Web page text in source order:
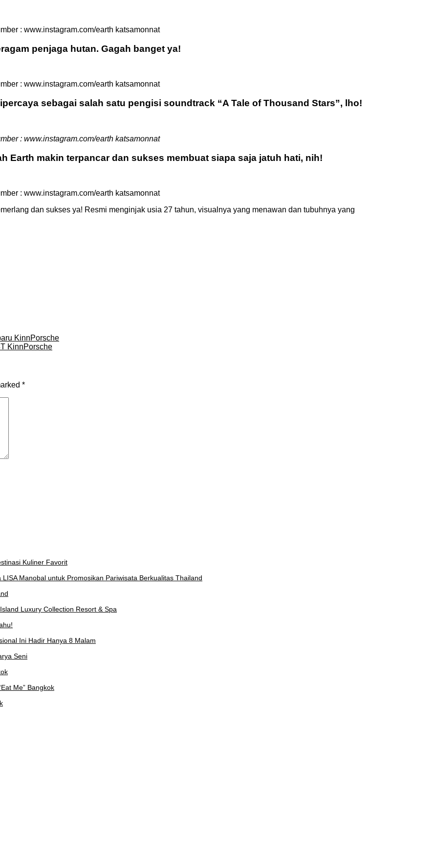
: www.instagram.com/earth katsamonnat
penjaga hutan. Gagah banget ya!
: www.instagram.com/earth katsamonnat
sebagai salah satu pengisi soundtrack “A Tale of Thousand Stars”, lho!
: www.instagram.com/earth katsamonnat
Earth makin terpancar dan sukses membuat siapa saja jatuh hati, nih!
: www.instagram.com/earth katsamonnat
dan sukses ya! Resmi menginjak usia 27 tahun, visualnya yang menawan dan tubuhnya yang
KinnPorsche
KinnPorsche
*
Kuliner Favorit
Manobal untuk Promosikan Pariwisata Berkualitas Thailand
Luxury Collection Resort & Spa
Ini Hadir Hanya 8 Malam
Seni
Me” Bangkok